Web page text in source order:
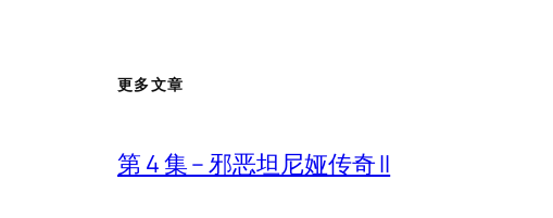
更多文章
第 4 集 – 邪恶坦尼娅传奇 II